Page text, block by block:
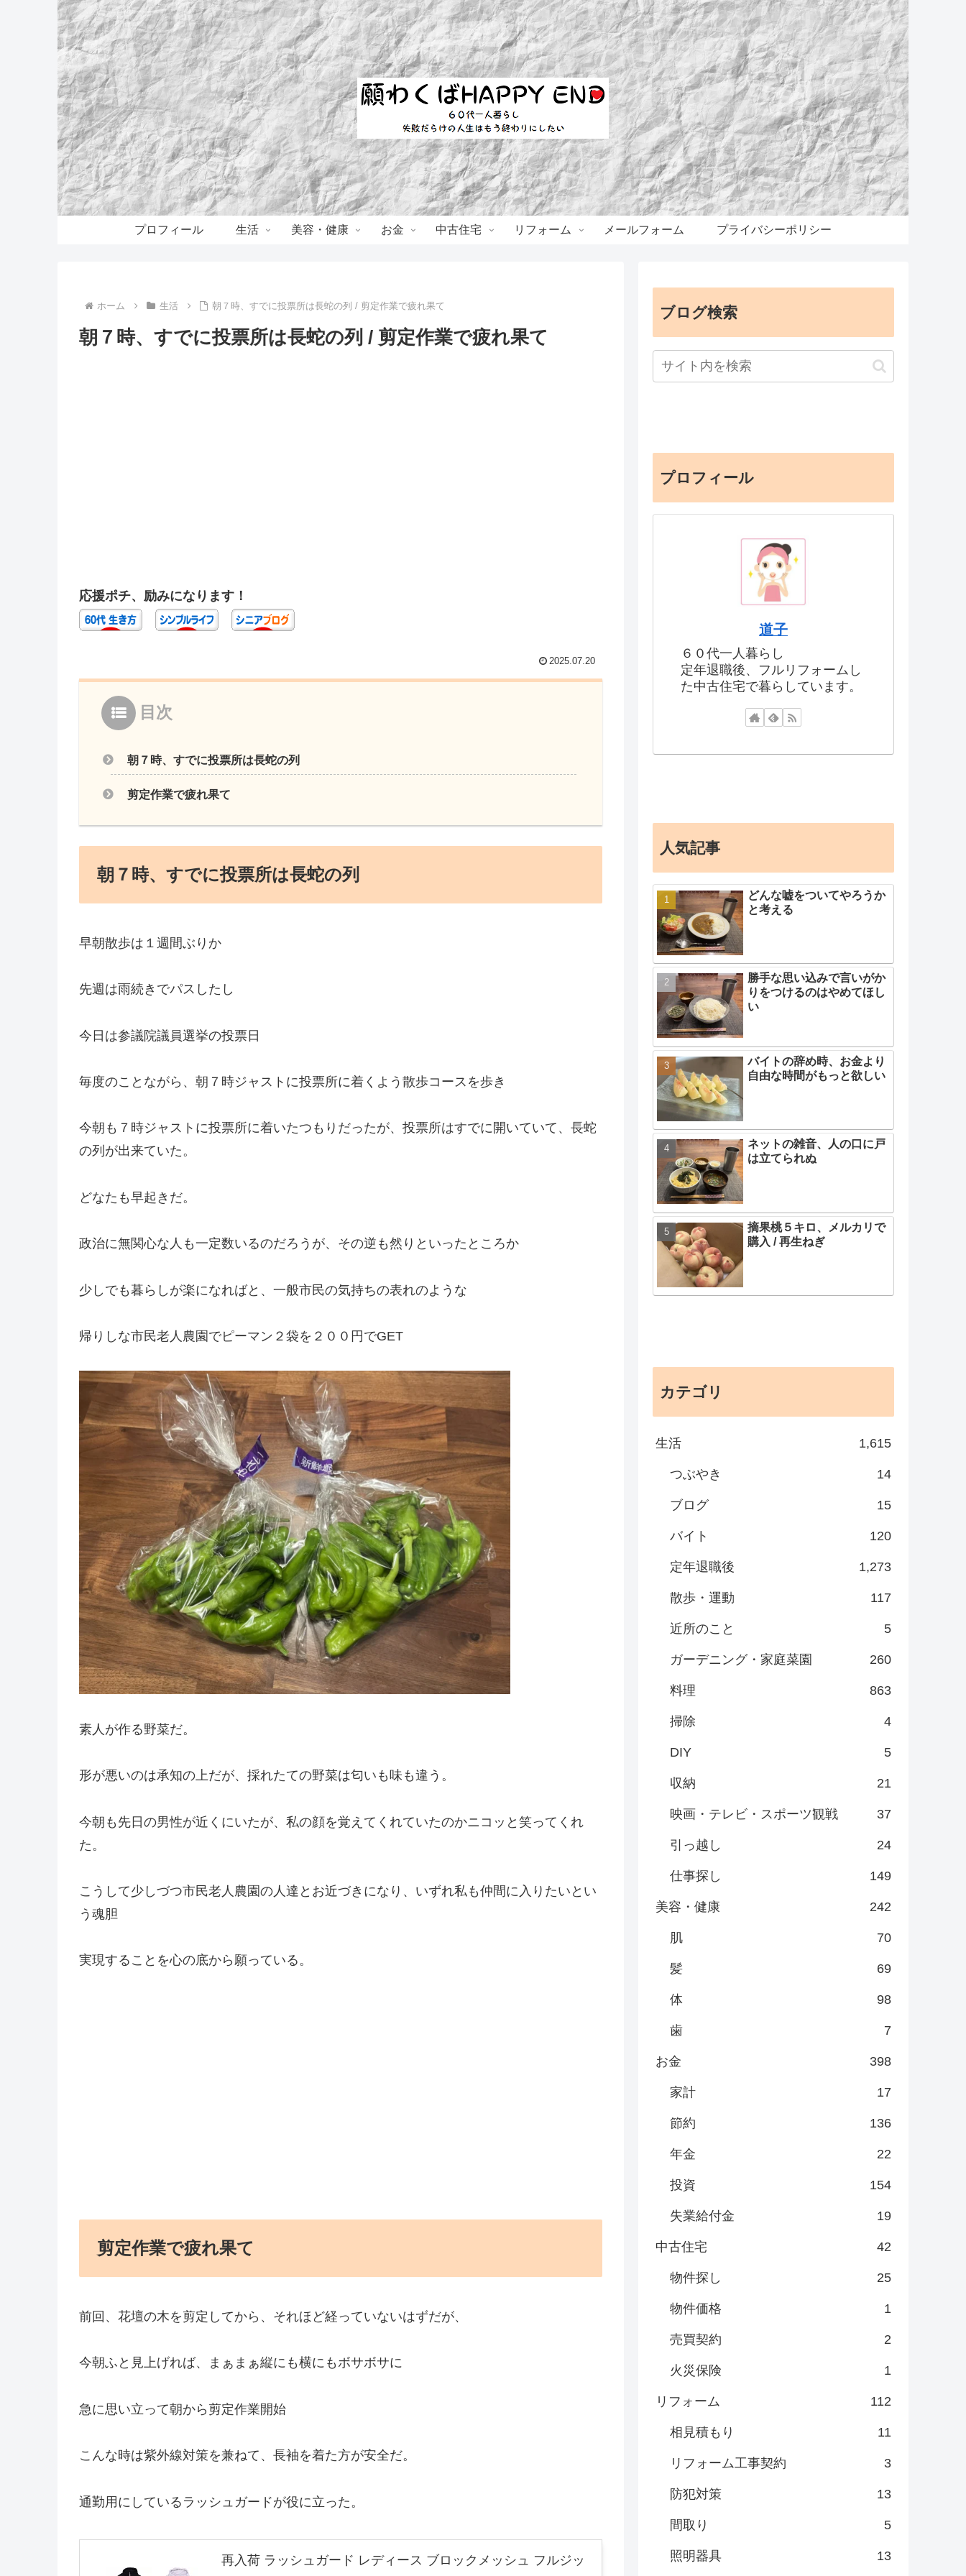
プロフィール 生活 美容・健康 お金 中古住宅 リフォーム メールフォーム プライバシーポリシー
ホーム 生活 朝７時、すでに投票所は長蛇の列 / 剪定作業で疲れ果て
朝７時、すでに投票所は長蛇の列 / 剪定作業で疲れ果て
応援ポチ、励みになります！
2025.07.20
目次
朝７時、すでに投票所は長蛇の列
剪定作業で疲れ果て
朝７時、すでに投票所は長蛇の列
早朝散歩は１週間ぶりか
先週は雨続きでパスしたし
今日は参議院議員選挙の投票日
毎度のことながら、朝７時ジャストに投票所に着くよう散歩コースを歩き
今朝も７時ジャストに投票所に着いたつもりだったが、投票所はすでに開いていて、長蛇
の列が出来ていた。
どなたも早起きだ。
政治に無関心な人も一定数いるのだろうが、その逆も然りといったところか
少しでも暮らしが楽になればと、一般市民の気持ちの表れのような
帰りしな市民老人農園でピーマン２袋を２００円でGET
素人が作る野菜だ。
形が悪いのは承知の上だが、採れたての野菜は匂いも味も違う。
今朝も先日の男性が近くにいたが、私の顔を覚えてくれていたのかニコッと笑ってくれ
た。
こうして少しづつ市民老人農園の人達とお近づきになり、いずれ私も仲間に入りたいとい
う魂胆
実現することを心の底から願っている。
剪定作業で疲れ果て
前回、花壇の木を剪定してから、それほど経っていないはずだが、
今朝ふと見上げれば、まぁまぁ縦にも横にもボサボサに
急に思い立って朝から剪定作業開始
こんな時は紫外線対策を兼ねて、長袖を着た方が安全だ。
通勤用にしているラッシュガードが役に立った。
再入荷 ラッシュガード レディース ブロックメッシュ フルジッ
ブログ検索
プロフィール
道子
６０代一人暮らし
定年退職後、フルリフォームし
た中古住宅で暮らしています。
人気記事
どんな嘘をついてやろうか
と考える
勝手な思い込みで言いがか
りをつけるのはやめてほし
い
バイトの辞め時、お金より
自由な時間がもっと欲しい
ネットの雑音、人の口に戸
は立てられぬ
摘果桃５キロ、メルカリで
購入 / 再生ねぎ
カテゴリ
生活 1,615
つぶやき 14
ブログ 15
バイト 120
定年退職後 1,273
散歩・運動 117
近所のこと 5
ガーデニング・家庭菜園 260
料理 863
掃除 4
DIY 5
収納 21
映画・テレビ・スポーツ観戦 37
引っ越し 24
仕事探し 149
美容・健康 242
肌 70
髪 69
体 98
歯 7
お金 398
家計 17
節約 136
年金 22
投資 154
失業給付金 19
中古住宅 42
物件探し 25
物件価格 1
売買契約 2
火災保険 1
リフォーム 112
相見積もり 11
リフォーム工事契約 3
防犯対策 13
間取り 5
照明器具 13